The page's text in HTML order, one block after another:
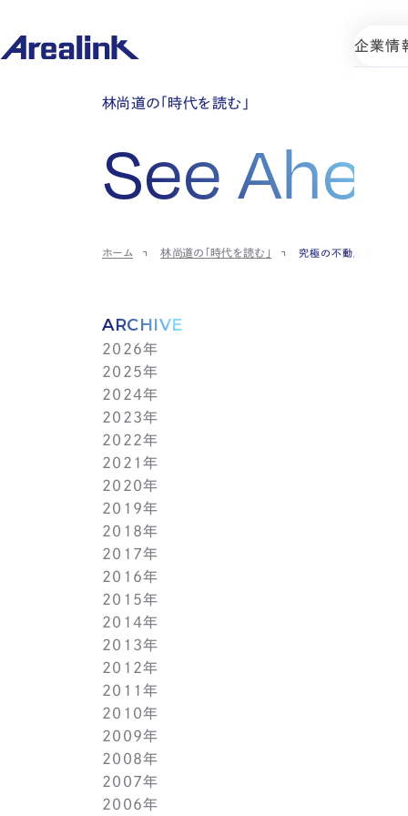
企業情
林尚道の「時代を読む」
See Ahead
ホーム 林尚道の「時代を読む」 究極の不動産業
ARCHIVE
2026年
7月(1)
6月(1)
5月(1)
4月(1)
3月(1)
2月(1)
1月(1)
2025年
12月(1)
11月(1)
10月(1)
9月(1)
8月(1)
7月(1)
6月(1)
5月(1)
4月(1)
3月(1)
2月(1)
1月(2)
2024年
11月(1)
10月(1)
9月(1)
8月(1)
7月(1)
6月(1)
5月(1)
4月(1)
3月(1)
2月(1)
1月(2)
2023年
11月(1)
10月(1)
9月(1)
8月(1)
7月(1)
6月(1)
5月(1)
4月(1)
3月(1)
2月(1)
1月(2)
2022年
11月(1)
10月(1)
9月(1)
8月(1)
7月(1)
6月(1)
5月(1)
4月(1)
3月(2)
1月(2)
2021年
11月(1)
10月(1)
9月(1)
8月(1)
7月(1)
6月(1)
5月(1)
4月(1)
3月(1)
2月(1)
1月(2)
2020年
11月(2)
9月(2)
7月(1)
6月(2)
5月(2)
4月(3)
3月(2)
2月(1)
2019年
12月(2)
10月(1)
9月(2)
7月(1)
6月(2)
4月(1)
3月(1)
2月(1)
1月(1)
2018年
12月(1)
11月(1)
10月(1)
9月(2)
8月(1)
7月(1)
5月(1)
4月(1)
3月(1)
2月(1)
1月(1)
2017年
12月(1)
11月(1)
10月(1)
9月(1)
8月(1)
7月(1)
6月(1)
5月(1)
4月(1)
3月(1)
2月(1)
2016年
12月(1)
11月(1)
10月(1)
9月(1)
8月(1)
7月(1)
6月(1)
5月(1)
4月(1)
3月(1)
2015年
12月(1)
11月(1)
10月(1)
9月(1)
8月(1)
7月(1)
6月(1)
5月(1)
4月(1)
2014年
12月(1)
11月(1)
10月(1)
9月(1)
8月(1)
7月(1)
6月(1)
5月(1)
2013年
12月(1)
11月(1)
10月(1)
9月(1)
8月(1)
7月(1)
6月(1)
2012年
12月(1)
11月(1)
10月(1)
9月(1)
8月(1)
7月(1)
2011年
12月(1)
11月(1)
10月(1)
9月(1)
8月(1)
2010年
12月(1)
11月(1)
10月(1)
9月(1)
2009年
12月(1)
11月(1)
10月(1)
2008年
12月(1)
11月(1)
2007年
12月(1)
2006年